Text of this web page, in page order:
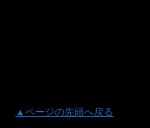
▲ページの先頭へ戻る